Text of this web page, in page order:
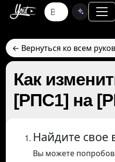
← Вернуться ко всем
Как
[РПС1] на
Найдите свое
Вы можете